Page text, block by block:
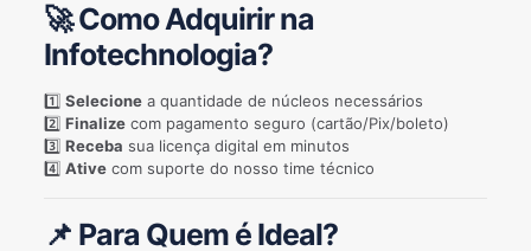
🚀 Como Adquirir na
Infotechnologia?
1️⃣ Selecionea quantidade de núcleos necessários
2️⃣ Finalizecom pagamento seguro (cartão/Pix/boleto)
3️⃣ Receba sua licença digital em minutos
4️⃣ Ativecom suporte do nosso time técnico
📌 Para Quem é Ideal?